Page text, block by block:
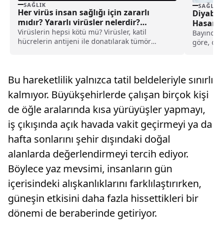
SAĞLIK
Her virüs insan sağlığı için zararlı
mıdır? Yararlı virüsler nelerdir?
Virüs çeşitleri
Virüslerin hepsi kötü mü? Virüsler, katil
hücrelerin antijeni ile donatılarak tümör
SAĞLIK
göre,
Bu hareketlilik yalnızca tatil beldeleriyle sınırlı
kalmıyor. Büyükşehirlerde çalışan birçok kişi
de öğle aralarında kısa yürüyüşler yapmayı,
iş çıkışında açık havada vakit geçirmeyi ya da
hafta sonlarını şehir dışındaki doğal
alanlarda değerlendirmeyi tercih ediyor.
Böylece yaz mevsimi, insanların gün
içerisindeki alışkanlıklarını farklılaştırırken,
güneşin etkisini daha fazla hissettikleri bir
dönemi de beraberinde getiriyor.